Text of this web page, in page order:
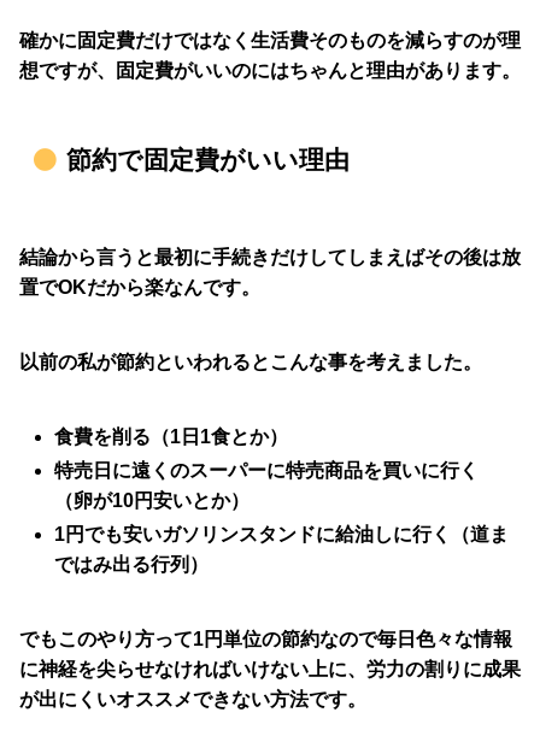
確かに固定費だけではなく生活費そのものを減らすのが理
想ですが、固定費がいいのにはちゃんと理由があります。
節約で固定費がいい理由
結論から言うと最初に手続きだけしてしまえばその後は放
置でOKだから楽なんです。
以前の私が節約といわれるとこんな事を考えました。
食費を削る（1日1食とか）
特売日に遠くのスーパーに特売商品を買いに行く
（卵が10円安いとか）
1円でも安いガソリンスタンドに給油しに行く（道ま
ではみ出る行列）
でもこのやり方って1円単位の節約なので毎日色々な情報
に神経を尖らせなければいけない上に、労力の割りに成果
が出にくいオススメできない方法です。